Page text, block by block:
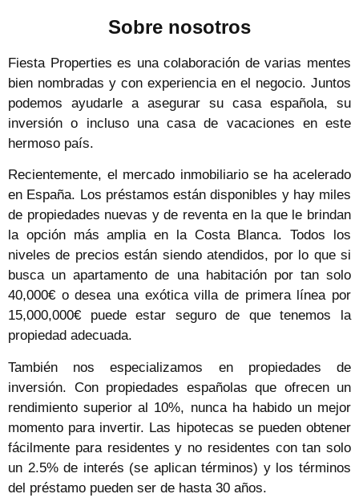
Sobre nosotros
Fiesta Properties es una colaboración de varias mentes
bien nombradas y con experiencia en el negocio. Juntos
podemos ayudarle a asegurar su casa española, su
inversión o incluso una casa de vacaciones en este
hermoso país.
Recientemente, el mercado inmobiliario se ha acelerado
en España. Los préstamos están disponibles y hay miles
de propiedades nuevas y de reventa en la que le brindan
la opción más amplia en la Costa Blanca. Todos los
niveles de precios están siendo atendidos, por lo que si
busca un apartamento de una habitación por tan solo
40,000€ o desea una exótica villa de primera línea por
15,000,000€ puede estar seguro de que tenemos la
propiedad adecuada.
También nos especializamos en propiedades de
inversión. Con propiedades españolas que ofrecen un
rendimiento superior al 10%, nunca ha habido un mejor
momento para invertir. Las hipotecas se pueden obtener
fácilmente para residentes y no residentes con tan solo
un 2.5% de interés (se aplican términos) y los términos
del préstamo pueden ser de hasta 30 años.